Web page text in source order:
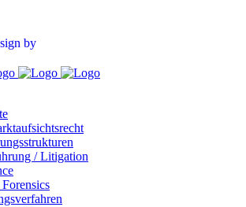
by
/ Litigation